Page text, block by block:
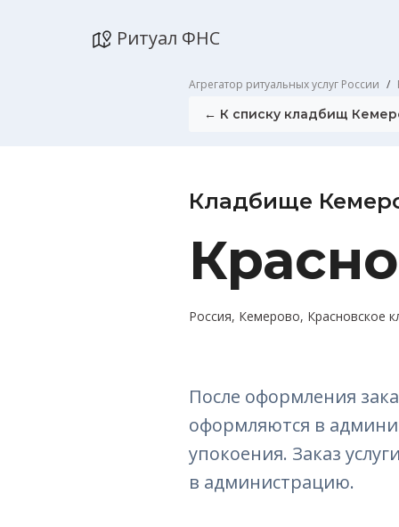
Ритуал ФНС
Агрегатор ритуальных услуг России
← К списку кладбищ
Кладбище
Россия, Кемерово, Красновское
После оформления
оформляются в
упокоения. Заказ
в администрацию.